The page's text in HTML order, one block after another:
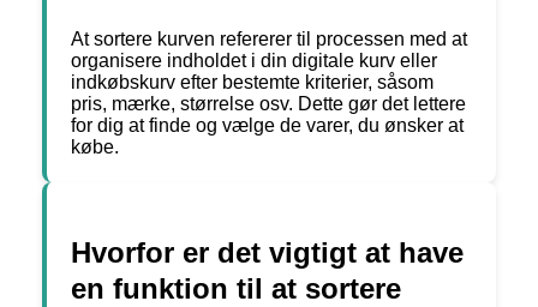
At sortere kurven refererer til processen med at
organisere indholdet i din digitale kurv eller
indkøbskurv efter bestemte kriterier, såsom
pris, mærke, størrelse osv. Dette gør det lettere
for dig at finde og vælge de varer, du ønsker at
købe.
Hvorfor er det vigtigt at have
en funktion til at sortere